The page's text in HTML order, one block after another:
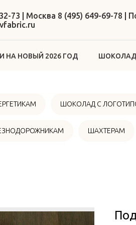
73 | Москва 8 (495) 649-69-78 |
НА НОВЫЙ 2026 ГОД
ШОКОЛАД С
ШАХТЕРАМ